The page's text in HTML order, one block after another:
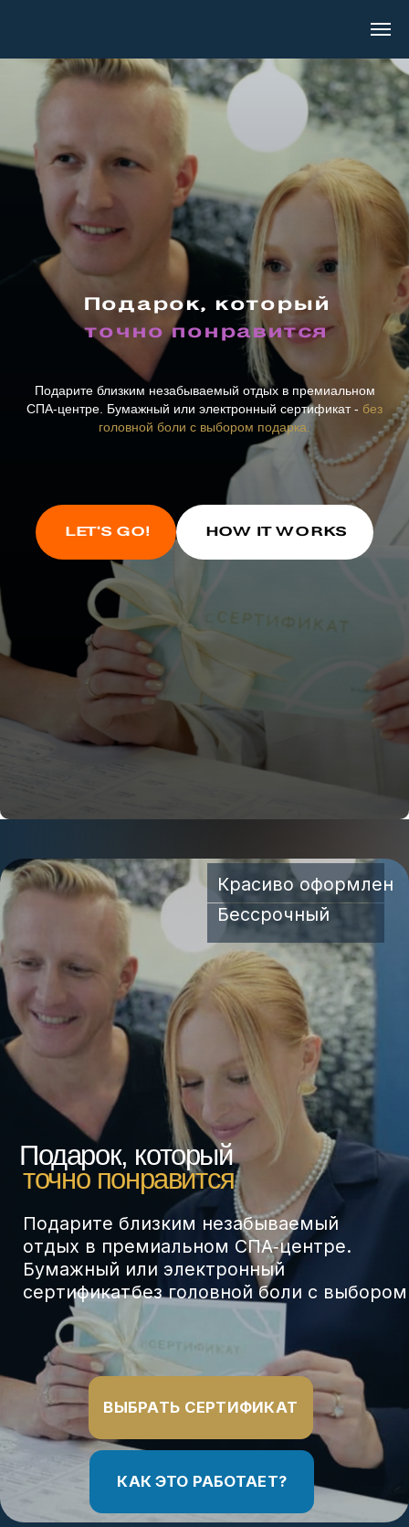
Подарок, который
точно понравится
Подарите близким незабываемый отдых в премиальном
СПА‑центре. Бумажный или электронный сертификат - без
головной боли с выбором подарка.
LET'S GO! HOW IT WORKS
Подарок, который
ВЫБРАТЬ СЕРТИФИКАТ
КАК ЭТО РАБОТАЕТ?
Подарите близким незабываемый
отдых в премиальном СПА‑центре.
Бумажный или электронный
Бессрочный
без головной боли с выбором
Красиво оформлен
ЗНАКОМО?
Выбрать подарок -
настоящий квест